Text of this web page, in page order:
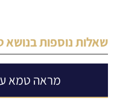
שאלות נוספות בנושא
מראה טמא